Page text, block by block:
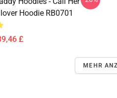
Hoodie RB0701
£
MEHR